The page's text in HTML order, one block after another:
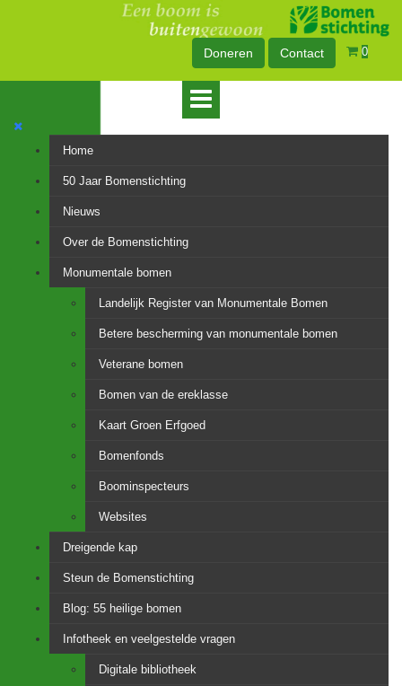
Doneren Contact 0
Home
50 Jaar Bomenstichting
Nieuws
Over de Bomenstichting
Monumentale bomen
Landelijk Register van Monumentale Bomen
Betere bescherming van monumentale bomen
Veterane bomen
Bomen van de ereklasse
Kaart Groen Erfgoed
Bomenfonds
Boominspecteurs
Websites
Dreigende kap
Steun de Bomenstichting
Blog: 55 heilige bomen
Infotheek en veelgestelde vragen
Digitale bibliotheek